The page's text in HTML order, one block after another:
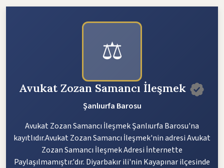
⚖️
Avukat Zozan Samancı İleşmek
Şanlıurfa Barosu
Avukat Zozan Samancı İleşmek Şanlıurfa Barosu'na
kayıtlıdır.Avukat Zozan Samancı İleşmek'nin adresi Avukat
Zozan Samancı İleşmek Adresi İnternette
Paylaşılmamıştır.'dır. Diyarbakır ili'nin Kayapınar ilçesinde